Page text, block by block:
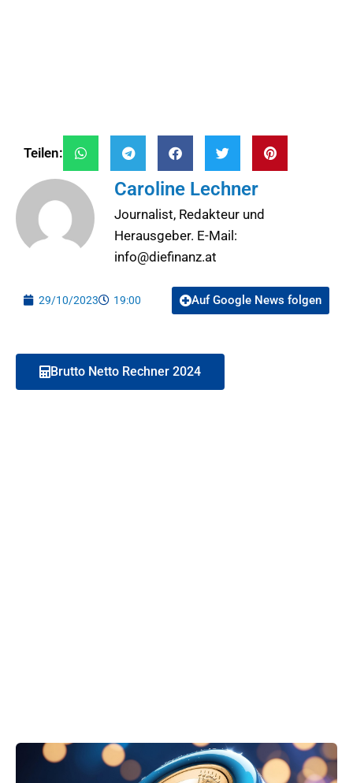
Teilen:
Caroline Lechner
Journalist, Redakteur und
Herausgeber. E-Mail:
info@diefinanz.at
29/10/2023 19:00 Auf Google News folgen
Brutto Netto Rechner 2024